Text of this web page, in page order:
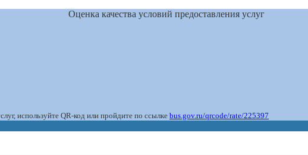
Оценка качества условий предоставления услуг
используйте QR-код или пройдите по ссылке bus.gov.ru/qrcode/rate/225397